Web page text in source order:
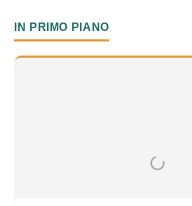
IN PRIMO PIANO